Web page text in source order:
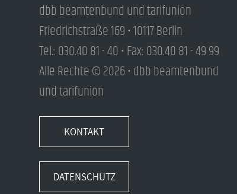
dbb beamtenbund und tarifunion
Friedrichstraße 169 • 10117 Berlin
Tel.: 030.40 81 - 40 • Fax: 030.40 81 - 49 99
Alle Rechte © 2026 • dbb beamtenbund
und tarifunion
KONTAKT
DATENSCHUTZ